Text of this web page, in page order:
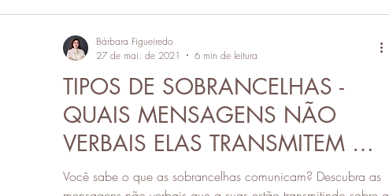
TIPOS DE SOBRANCELHAS -
QUAIS MENSAGENS NÃO
VERBAIS ELAS TRANSMITEM NA
NOSSA IMAGEM
Você sabe o que as sobrancelhas comunicam? Descubra as
Bárbara Figueiredo
27 de mai. de 2021
6 min de leitura